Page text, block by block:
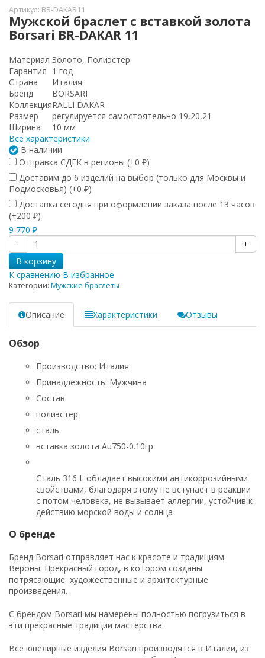
Артикул: BR-DAKAR11
Мужской браслет с вставкой золота
Borsari BR-DAKAR 11
Материал Золото, Полиэстер
Гарантия 1 год
Страна
Италия
Бренд
BORSARI
КоллекцияRALLI DAKAR
Размер
регулируется самостоятельно 19,20,21
Ширина
10 мм
Все характеристики
В наличии
Отправка СДЕК в регионы (+0 ₽)
Доставим до 6 изделий на выбор (только для Москвы и
Подмосковья) (+0 ₽)
Доставка сегодня при оформлении заказа после 13 часов
(+200 ₽)
9 770 ₽
-
+
В корзину
К сравнению В избранное
Категории: Мужские браслеты
Описание Характеристики Отзывы
Обзор
Производство: Италия
Принадлежность: Мужчина
Состав
полиэстер
сталь
вставка золота Au750-0.10гр
Сталь 316 L обладает высокими антикоррозийными
свойствами, благодаря этому не вступает в реакции
с потом человека, не вызывает аллергии, устойчив к
действию морской воды и солнца
О бренде
Бренд Borsari отправляет нас к красоте и традициям
Вероны. Прекрасный город, в котором созданы
потрясающие художественные и архитектурные
произведения.
С брендом Borsari мы намерены полностью погрузиться в
эти прекрасные традиции мастерства.
Все ювелирные изделия Borsari производятся в Италии, из